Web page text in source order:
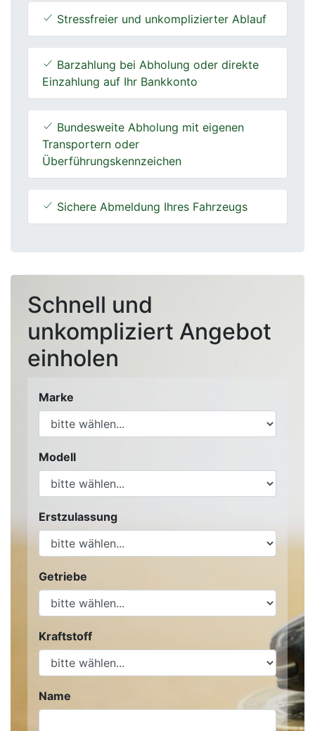
Stressfreier und unkomplizierter Ablauf
Barzahlung bei Abholung oder direkte
Einzahlung auf Ihr Bankkonto
Bundesweite Abholung mit eigenen
Transportern oder
Überführungskennzeichen
Sichere Abmeldung Ihres Fahrzeugs
Schnell und
unkompliziert Angebot
einholen
Marke
Modell
Erstzulassung
Getriebe
Kraftstoff
Name